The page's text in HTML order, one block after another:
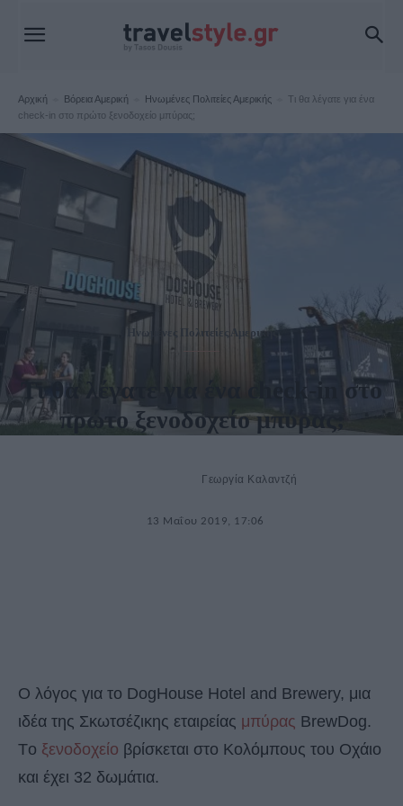
Αρχική Βόρεια Αμερική Ηνωμένες Πολιτείες Αμερικής
Τι θα λέγατε για ένα
check-in στο πρώτο ξενοδοχείο μπύρας;
Ηνωμένες Πολιτείες Αμερικής
Τι θα λέγατε για ένα check-in στο
πρώτο ξενοδοχείο μπύρας;
Γεωργία Καλαντζή
13 Μαΐου 2019, 17:06
Ο λόγος για το DogHouse Hotel and Brewery, μια
ιδέα της Σκωτσέζικης εταιρείας μπύρας BrewDog.
Tο ξενοδοχείο βρίσκεται στο Κολόμπους του Οχάιο
και έχει 32 δωμάτια.